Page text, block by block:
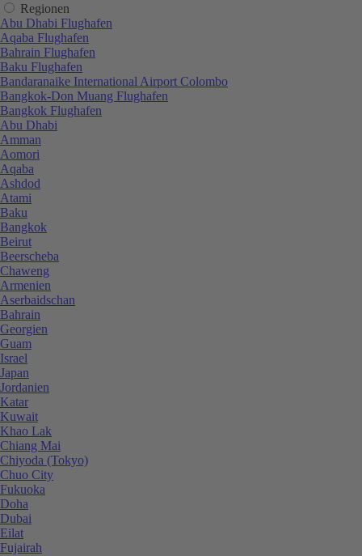
Regionen
Abu Dhabi Flughafen
Aqaba Flughafen
Bahrain Flughafen
Baku Flughafen
Bandaranaike International Airport Colombo
Bangkok-Don Muang Flughafen
Bangkok Flughafen
Abu Dhabi
Amman
Aomori
Aqaba
Ashdod
Atami
Baku
Bangkok
Beirut
Beerscheba
Chaweng
Armenien
Aserbaidschan
Bahrain
Georgien
Guam
Israel
Japan
Jordanien
Katar
Kuwait
Khao Lak
Chiang Mai
Chiyoda (Tokyo)
Chuo City
Fukuoka
Doha
Dubai
Eilat
Fujairah